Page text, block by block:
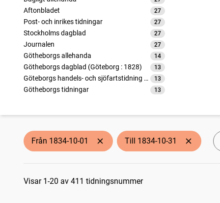
träffar
Aftonbladet
27
träffar
Post- och inrikes tidningar
27
träffar
Stockholms dagblad
27
träffar
Journalen
27
träffar
Götheborgs allehanda
14
träffar
Götheborgs dagblad (Göteborg : 1828)
13
träffar
Göteborgs handels- och sjöfartstidning (1832)
13
träffar
Götheborgs tidningar
13
träffar
träffar
Calmar läns och Ölands annonsblad
träffar
Norrköpings tidningar
träffar
Carlscronas wekoblad (1764)
träffar
Från 1834-10-01 Till 1834-10-31
Sökresultat
Visar 1-20 av 411 tidningsnummer